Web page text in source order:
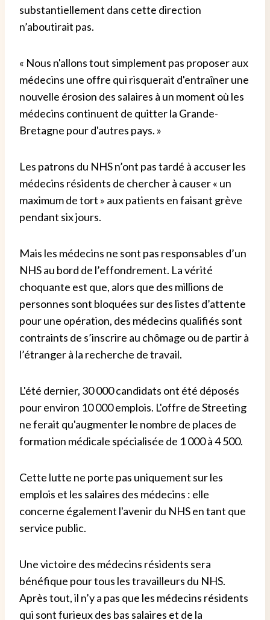
substantiellement dans cette direction
n’aboutirait pas.
« Nous n'allons tout simplement pas proposer aux
médecins une offre qui risquerait d'entraîner une
nouvelle érosion des salaires à un moment où les
médecins continuent de quitter la Grande-
Bretagne pour d'autres pays. »
Les patrons du NHS n’ont pas tardé à accuser les
médecins résidents de chercher à causer « un
maximum de tort » aux patients en faisant grève
pendant six jours.
Mais les médecins ne sont pas responsables d’un
NHS au bord de l’effondrement. La vérité
choquante est que, alors que des millions de
personnes sont bloquées sur des listes d’attente
pour une opération, des médecins qualifiés sont
contraints de s’inscrire au chômage ou de partir à
l’étranger à la recherche de travail.
L'été dernier, 30 000 candidats ont été déposés
pour environ 10 000 emplois. L'offre de Streeting
ne ferait qu'augmenter le nombre de places de
formation médicale spécialisée de 1 000 à 4 500.
Cette lutte ne porte pas uniquement sur les
emplois et les salaires des médecins : elle
concerne également l'avenir du NHS en tant que
service public.
Une victoire des médecins résidents sera
bénéfique pour tous les travailleurs du NHS.
Après tout, il n’y a pas que les médecins résidents
qui sont furieux des bas salaires et de la